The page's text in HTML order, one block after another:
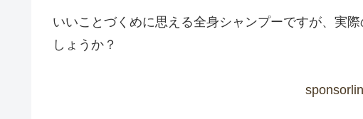
いいことづくめに思える全身シャンプーですが、実
しょうか？